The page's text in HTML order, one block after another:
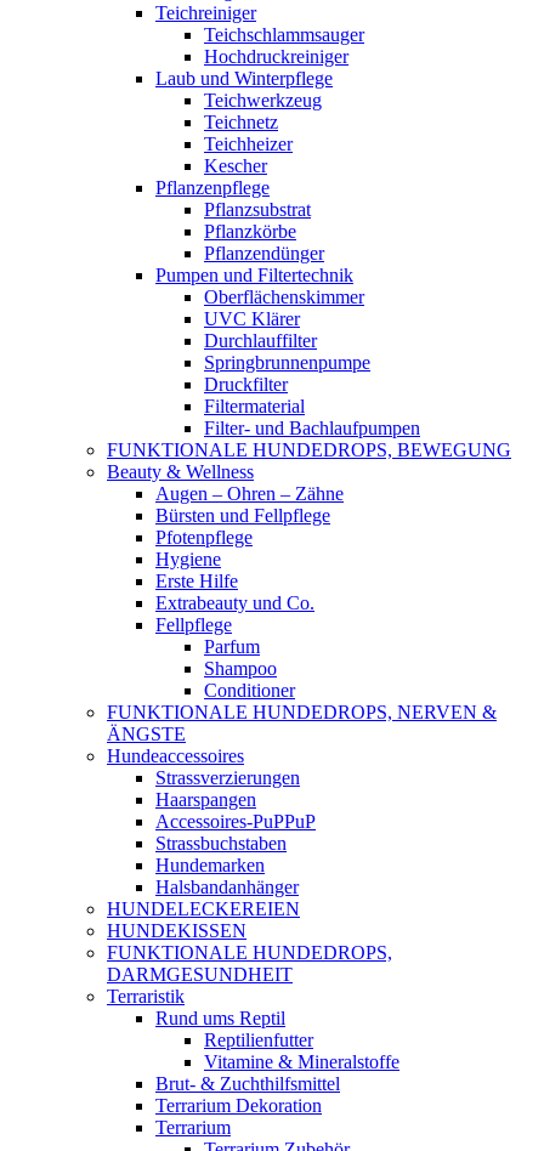
Teichreiniger
Teichschlammsauger
Hochdruckreiniger
Laub und Winterpflege
Teichwerkzeug
Teichnetz
Teichheizer
Kescher
Pflanzenpflege
Pflanzsubstrat
Pflanzkörbe
Pflanzendünger
Pumpen und Filtertechnik
Oberflächenskimmer
UVC Klärer
Durchlauffilter
Springbrunnenpumpe
Druckfilter
Filtermaterial
Filter- und Bachlaufpumpen
FUNKTIONALE HUNDEDROPS, BEWEGUNG
Beauty & Wellness
Augen – Ohren – Zähne
Bürsten und Fellpflege
Pfotenpflege
Hygiene
Erste Hilfe
Extrabeauty und Co.
Fellpflege
Parfum
Shampoo
Conditioner
FUNKTIONALE HUNDEDROPS, NERVEN &
ÄNGSTE
Hundeaccessoires
Strassverzierungen
Haarspangen
Accessoires-PuPPuP
Strassbuchstaben
Hundemarken
Halsbandanhänger
HUNDELECKEREIEN
HUNDEKISSEN
FUNKTIONALE HUNDEDROPS,
DARMGESUNDHEIT
Terraristik
Rund ums Reptil
Reptilienfutter
Vitamine & Mineralstoffe
Brut- & Zuchthilfsmittel
Terrarium Dekoration
Terrarium